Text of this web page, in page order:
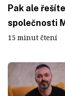
Pak ale
společnosti
15 minut čtení